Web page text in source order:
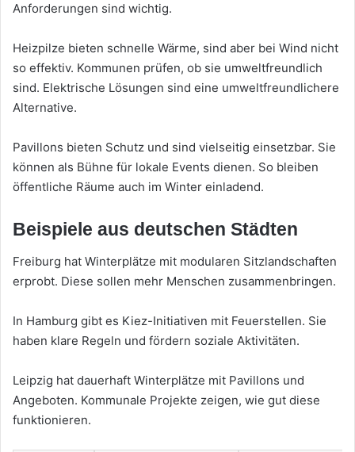
Anforderungen sind wichtig.
Heizpilze bieten schnelle Wärme, sind aber bei Wind nicht
so effektiv. Kommunen prüfen, ob sie umweltfreundlich
sind. Elektrische Lösungen sind eine umweltfreundlichere
Alternative.
Pavillons bieten Schutz und sind vielseitig einsetzbar. Sie
können als Bühne für lokale Events dienen. So bleiben
öffentliche Räume auch im Winter einladend.
Beispiele aus deutschen Städten
Freiburg hat Winterplätze mit modularen Sitzlandschaften
erprobt. Diese sollen mehr Menschen zusammenbringen.
In Hamburg gibt es Kiez-Initiativen mit Feuerstellen. Sie
haben klare Regeln und fördern soziale Aktivitäten.
Leipzig hat dauerhaft Winterplätze mit Pavillons und
Angeboten. Kommunale Projekte zeigen, wie gut diese
funktionieren.